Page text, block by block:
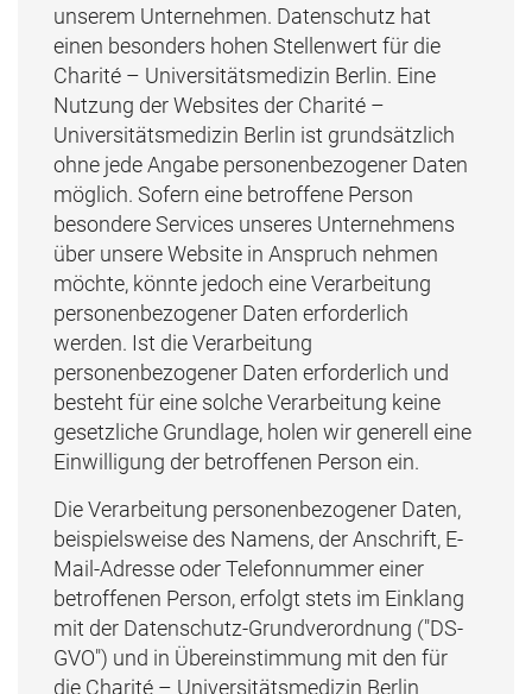
unserem Unternehmen. Datenschutz hat
einen besonders hohen Stellenwert für die
Charité – Universitätsmedizin Berlin. Eine
Nutzung der Websites der Charité –
Universitätsmedizin Berlin ist grundsätzlich
ohne jede Angabe personenbezogener Daten
möglich. Sofern eine betroffene Person
besondere Services unseres Unternehmens
über unsere Website in Anspruch nehmen
möchte, könnte jedoch eine Verarbeitung
personenbezogener Daten erforderlich
werden. Ist die Verarbeitung
personenbezogener Daten erforderlich und
besteht für eine solche Verarbeitung keine
gesetzliche Grundlage, holen wir generell eine
Einwilligung der betroffenen Person ein.
Die Verarbeitung personenbezogener Daten,
beispielsweise des Namens, der Anschrift, E-
Mail-Adresse oder Telefonnummer einer
betroffenen Person, erfolgt stets im Einklang
mit der Datenschutz-Grundverordnung ("DS-
GVO") und in Übereinstimmung mit den für
die Charité – Universitätsmedizin Berlin